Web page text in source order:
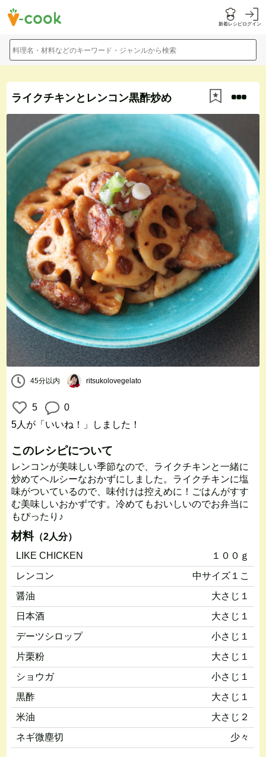
新着レシピログイン
料理名・材料などのキーワード・ジャンルから検索
ライクチキンとレンコン黒酢炒め
45分以内 ritsukolovegelato
5
0
5人 が「いいね！」しました！
このレシピについて
レンコンが美味しい季節なので、ライクチキンと一緒に
炒めてヘルシーなおかずにしました。ライクチキンに塩
味がついているので、味付けは控えめに！ごはんがすす
む美味しいおかずです。冷めてもおいしいのでお弁当に
もぴったり♪
材料（2人分）
LIKE CHICKEN
１００ｇ
レンコン
中サイズ１こ
醤油
大さじ１
日本酒
大さじ１
デーツシロップ
小さじ１
片栗粉
大さじ１
ショウガ
小さじ１
黒酢
大さじ１
米油
大さじ２
ネギ微塵切
少々